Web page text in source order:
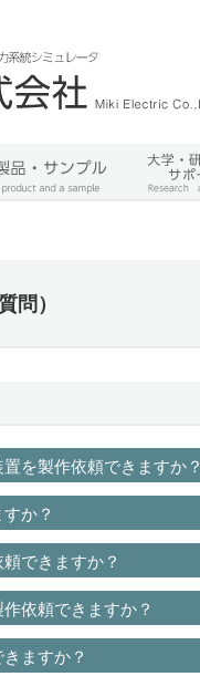
問）
を製作依頼できますか？
か？
できますか？
依頼できますか？
ますか？